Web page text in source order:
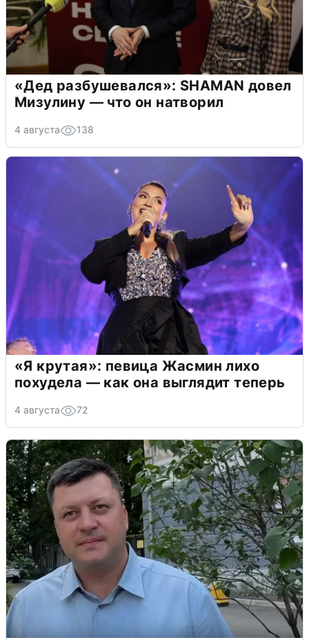
«Дед разбушевался»: SHAMAN довел
Мизулину — что он натворил
4 августа 138
«Я крутая»: певица Жасмин лихо
похудела — как она выглядит теперь
4 августа 72